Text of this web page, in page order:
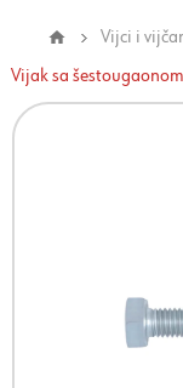
Vijci i
Vijak sa